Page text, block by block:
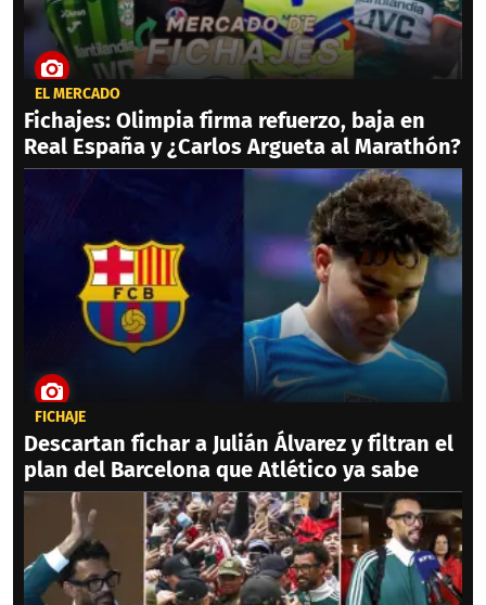
EL MERCADO
Fichajes: Olimpia firma refuerzo, baja en
Real España y ¿Carlos Argueta al Marathón?
FICHAJE
Descartan fichar a Julián Álvarez y filtran el
plan del Barcelona que Atlético ya sabe